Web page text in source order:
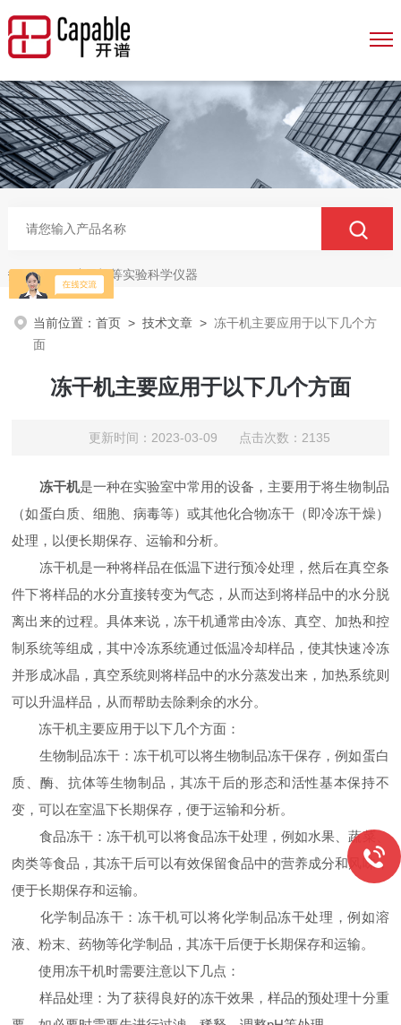
热门关键词：冻干机等实验科学仪器
当前位置：首页 >技术文章 >冻干机主要应用于以下几个方
面
冻干机主要应用于以下几个方面
更新时间：2023-03-09 点击次数：2135
冻干机是一种在实验室中常用的设备，主要用于将生物制品
（如蛋白质、细胞、病毒等）或其他化合物冻干（即冷冻干燥）
处理，以便长期保存、运输和分析。
冻干机是一种将样品在低温下进行预冷处理，然后在真空条
件下将样品的水分直接转变为气态，从而达到将样品中的水分脱
离出来的过程。具体来说，冻干机通常由冷冻、真空、加热和控
制系统等组成，其中冷冻系统通过低温冷却样品，使其快速冷冻
并形成冰晶，真空系统则将样品中的水分蒸发出来，加热系统则
可以升温样品，从而帮助去除剩余的水分。
冻干机主要应用于以下几个方面：
生物制品冻干：冻干机可以将生物制品冻干保存，例如蛋白
质、酶、抗体等生物制品，其冻干后的形态和活性基本保持不
变，可以在室温下长期保存，便于运输和分析。
食品冻干：冻干机可以将食品冻干处理，例如水果、蔬菜、
肉类等食品，其冻干后可以有效保留食品中的营养成分和风味，
便于长期保存和运输。
化学制品冻干：冻干机可以将化学制品冻干处理，例如溶
液、粉末、药物等化学制品，其冻干后便于长期保存和运输。
使用冻干机时需要注意以下几点：
样品处理：为了获得良好的冻干效果，样品的预处理十分重